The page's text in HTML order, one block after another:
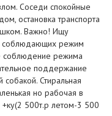
Соседи спокойные
остановка транспорта
Важно! Ищу
соблюдающих режим
соблюдение режима
поддержание
Стиральная
но рабочая в
500т.р летом-3 500